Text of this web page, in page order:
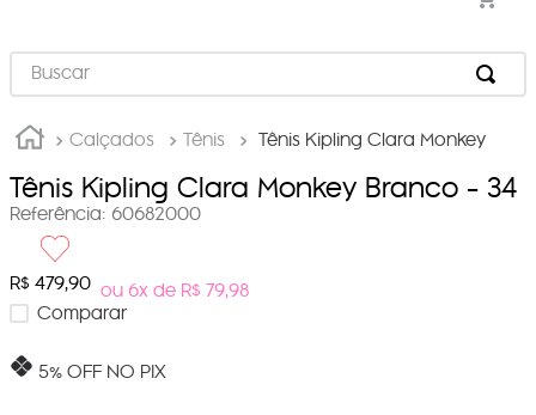
Buscar
Calçados Tênis Tênis Kipling Clara Monkey
Tênis Kipling Clara Monkey Branco - 34
Referência: 60682000
R$ 479,90 ou 6x de R$ 79,98
Comparar
5% OFF NO PIX